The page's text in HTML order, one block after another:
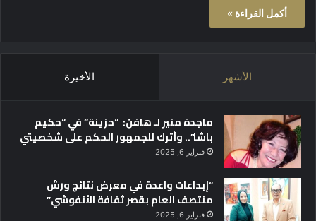
أكمل القراءة »
الأشهر الأخيرة
ماجدة منير لـ هافن: “حزينة” في “حكيم
باشا”.. وأترك للجمهور الحكم على شخصيتي
فبراير 6, 2025
“إبداعات واعدة في معرض نتائج ورش
منتصف العام بقصر ثقافة الأنفوشي”
فبراير 6, 2025